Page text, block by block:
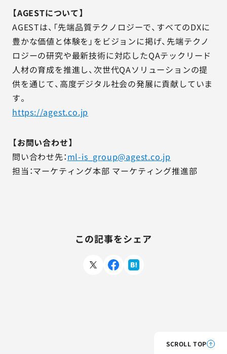
【AGESTについて】
AGESTは、「先端品質テクノロジーで、すべてのDXに
豊かな価値と体験を」をビジョンに掲げ、先端テクノ
ロジーの研究や最新技術に対応したQAテックリード
人材の育成を推進し、次世代QAソリューションの提
供を通じて、高度デジタル社会の発展に貢献していま
す。
https://agest.co.jp
【お問い合わせ】
問い合わせ先：ml-is_group@agest.co.jp
担当：マーケティング本部 マーケティング推進部
この記事をシェア
SCROLL TOP